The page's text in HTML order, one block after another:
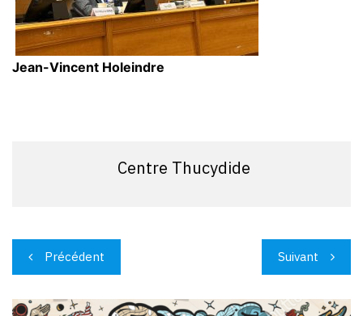
Jean-Vincent Holeindre
Centre Thucydide
Navigation
de
l’article
Précédent Suivant